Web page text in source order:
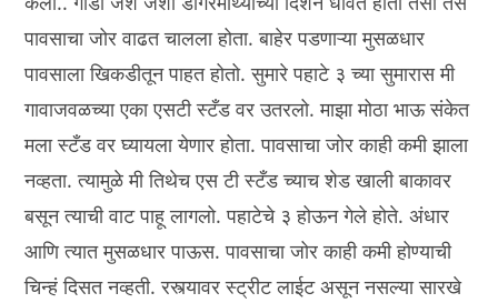
पावसाचा जोर वाढत चालला होता. बाहेर पडणाऱ्या मुसळधार
पावसाला खिकडीतून पाहत होतो. सुमारे पहाटे ३ च्या सुमारास मी
गावाजवळच्या एका एसटी स्टँड वर उतरलो. माझा मोठा भाऊ संकेत
मला स्टँड वर घ्यायला येणार होता. पावसाचा जोर काही कमी झाला
नव्हता. त्यामुळे मी तिथेच एस टी स्टँड च्याच शेड खाली बाकावर
बसून त्याची वाट पाहू लागलो. पहाटेचे ३ होऊन गेले होते. अंधार
आणि त्यात मुसळधार पाऊस. पावसाचा जोर काही कमी होण्याची
चिन्हं दिसत नव्हती. रस्त्यावर स्ट्रीट लाईट असून नसल्या सारखे